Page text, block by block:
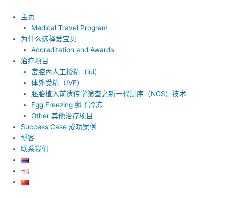
主页
Medical Travel Program
为什么选择爱宝贝
Accreditation and Awards
治疗项目
宮腔內人工授精（iui）
体外受精（IVF）
胚胎植入前遗传学筛查之新一代测序（NGS）技术
Egg Freezing 卵子冷冻
Other 其他治疗项目
Success Case 成功案例
博客
联系我们